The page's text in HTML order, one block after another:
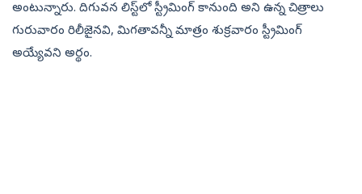
అంటున్నారు. దిగువన లిస్ట్‌లో స్ట్రీమింగ్ కానుంది అని ఉన్న చిత్రాలు
గురువారం రిలీజైనవి, మిగతావన్నీ మాత్రం శుక్రవారం స్ట్రీమింగ్
అయ్యేవని అర్థం.